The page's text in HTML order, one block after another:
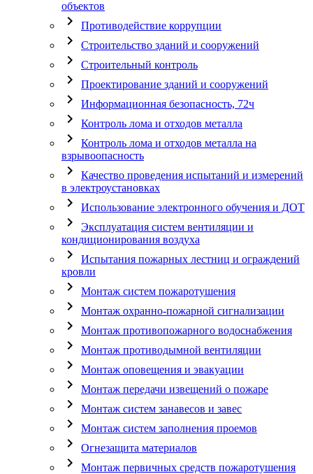
объектов
chevron_right Противодействие коррупции
chevron_right Строительство зданий и сооружений
chevron_right Строительный контроль
chevron_right Проектирование зданий и сооружений
chevron_right Информационная безопасность, 72ч
chevron_right Контроль лома и отходов металла
chevron_right
Контроль лома и отходов металла на
взрывоопасность
chevron_right
Качество проведения испытаний и измерений
в электроустановках
chevron_right Использование электронного обучения и ДОТ
chevron_right
Эксплуатация систем вентиляции и
кондиционирования воздуха
chevron_right
Испытания пожарных лестниц и ограждений
кровли
chevron_right Монтаж систем пожаротушения
chevron_right Монтаж охранно-пожарной сигнализации
chevron_right Монтаж противопожарного водоснабжения
chevron_right Монтаж противодымной вентиляции
chevron_right Монтаж оповещения и эвакуации
chevron_right Монтаж передачи извещений о пожаре
chevron_right Монтаж систем занавесов и завес
chevron_right Монтаж систем заполнения проемов
chevron_right Огнезащита материалов
chevron_right Монтаж первичных средств пожаротушения